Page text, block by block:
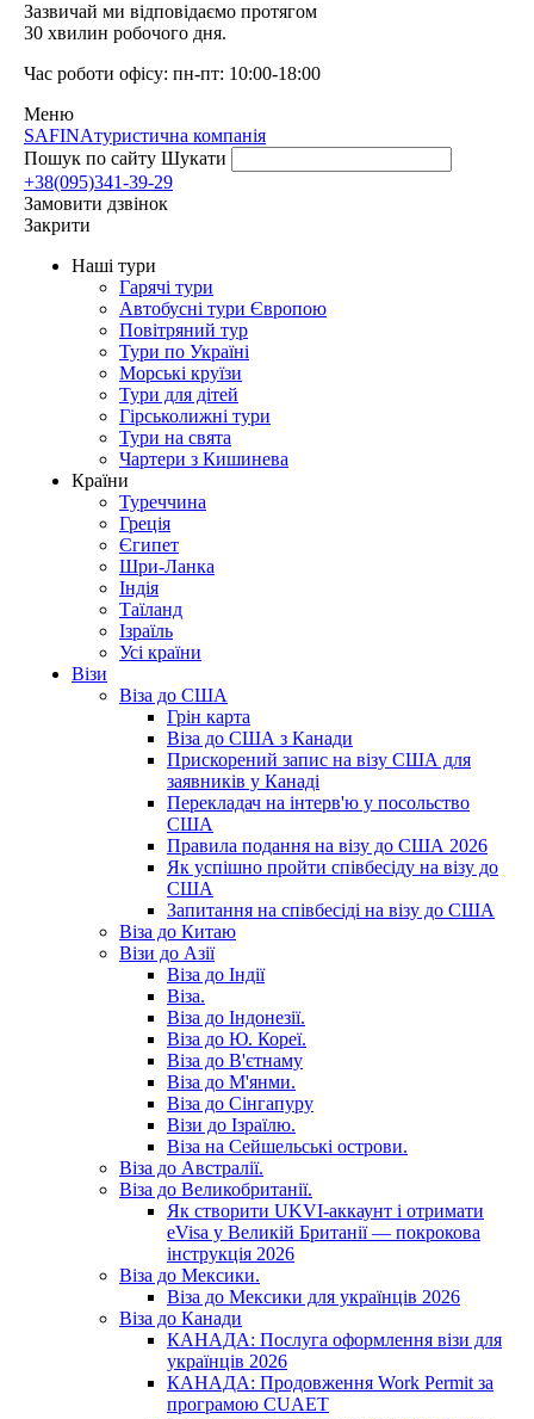
Зазвичай ми відповідаємо протягом
30 хвилин робочого дня.
Час роботи офісу: пн-пт: 10:00-18:00
Меню
SAFINAтуристична компанія
Пошук по сайту Шукати
+38(095)341-39-29
Замовити дзвінок
Закрити
Наші тури
Гарячі тури
Автобусні тури Європою
Повітряний тур
Тури по Україні
Морські круїзи
Тури для дітей
Гірськолижні тури
Тури на свята
Чартери з Кишинева
Країни
Туреччина
Греція
Єгипет
Шри-Ланка
Індія
Таїланд
Ізраїль
Усі країни
Візи
Віза до США
Грін карта
Віза до США з Канади
Прискорений запис на візу США для
заявників у Канаді
Перекладач на інтерв'ю у посольство
США
Правила подання на візу до США 2026
Як успішно пройти співбесіду на візу до
США
Запитання на співбесіді на візу до США
Віза до Китаю
Візи до Азії
Віза до Індії
Віза.
Віза до Індонезії.
Віза до Ю. Кореї.
Віза до В'єтнаму
Віза до М'янми.
Віза до Сінгапуру
Візи до Ізраїлю.
Віза на Сейшельські острови.
Віза до Австралії.
Віза до Великобританії.
Як створити UKVI-аккаунт і отримати
eVisa у Великій Британії — покрокова
інструкція 2026
Віза до Мексики.
Віза до Мексики для українців 2026
Віза до Канади
КАНАДА: Послуга оформлення візи для
українців 2026
КАНАДА: Продовження Work Permit за
програмою CUAET